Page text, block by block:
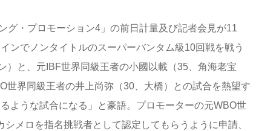
・プロモーション4」の前日計量及び記者会見が11
ンでノンタイトルのスーパーバンタム級10回戦を戦う
）と、元IBF世界同級王者の小國以載（35、角海老宝
界同級王者の井上尚弥（30、大橋）との試合を熱望す
ような試合になる」と豪語。プロモーターの元WBO世
メロを指名挑戦者として認定してもらうように申請、